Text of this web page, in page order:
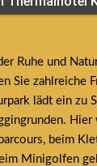
Ruhe und
Sie zahlreiche
lädt ein zu
Hier
beim
Minigolfen